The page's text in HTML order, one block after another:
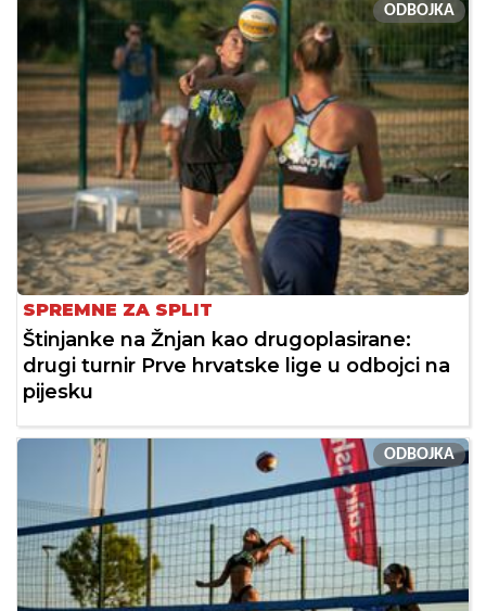
ODBOJKA
SPREMNE ZA SPLIT
Štinjanke na Žnjan kao drugoplasirane:
drugi turnir Prve hrvatske lige u odbojci na
pijesku
ODBOJKA